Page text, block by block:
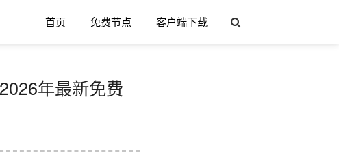
首页 免费节点 客户端下载
年最新免费